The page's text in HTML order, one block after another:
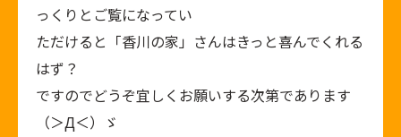
っくりとご覧になってい
ただけると「香川の家」さんはきっと喜んでくれる
はず？
ですのでどうぞ宜しくお願いする次第であります
（＞Д＜）ゞ